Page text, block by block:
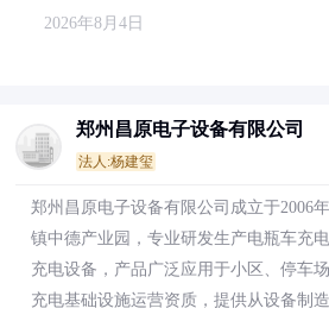
2026年8月4日
郑州昌原电子设备有限公司
法人:杨建玺
郑州昌原电子设备有限公司成立于2006
镇中德产业园，专业研发生产电瓶车充
充电设备，产品广泛应用于小区、停车
充电基础设施运营资质，提供从设备制